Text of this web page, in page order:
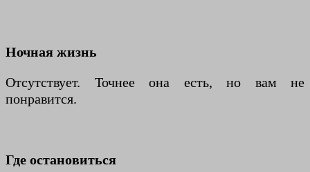
Ночная жизнь
Отсутствует. Точнее она есть, но вам не
понравится.
Где остановиться